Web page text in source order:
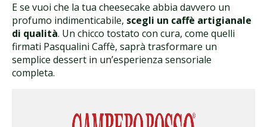
E se vuoi che la tua cheesecake abbia davvero un
profumo indimenticabile, scegli un caffè artigianale
di qualità. Un chicco tostato con cura, come quelli
firmati Pasqualini Caffè, saprà trasformare un
semplice dessert in un’esperienza sensoriale
completa.